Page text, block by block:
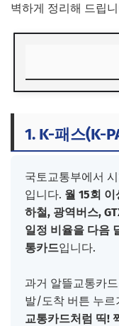
벽하게 정리해 드립
3. K-패스 신규 발
1. K-패스(K-
국토교통부에서
입니다. 월 15회
하철, 광역버스,
일정 비율을 다음
통카드입니다.
과거 알뜰교통카
발/도착 버튼 누르
교통카드처럼 띡!